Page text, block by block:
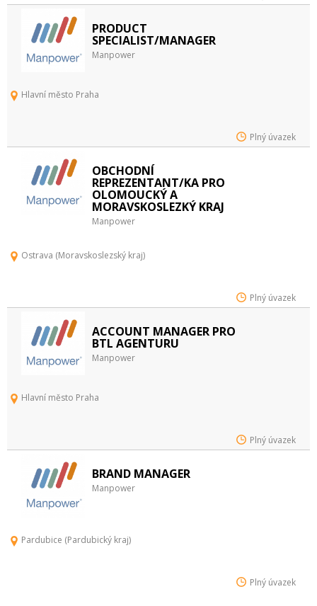
PRODUCT
SPECIALIST/MANAGER
Manpower
Hlavní město Praha
Plný úvazek
OBCHODNÍ
REPREZENTANT/KA PRO
OLOMOUCKÝ A
MORAVSKOSLEZKÝ KRAJ
Manpower
Ostrava (Moravskoslezský kraj)
Plný úvazek
ACCOUNT MANAGER PRO
BTL AGENTURU
Manpower
Hlavní město Praha
Plný úvazek
BRAND MANAGER
Manpower
Pardubice (Pardubický kraj)
Plný úvazek